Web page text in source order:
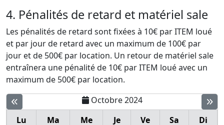
4. Pénalités de retard et matériel sale
Les pénalités de retard sont fixées à 10€ par ITEM loué
et par jour de retard avec un maximum de 100€ par
jour et de 500€ par location. Un retour de matériel sale
entraînera une pénalité de 10€ par ITEM loué avec un
maximum de 500€ par location.
Octobre 2024
Lu
Ma Me Je Ve Sa
Di